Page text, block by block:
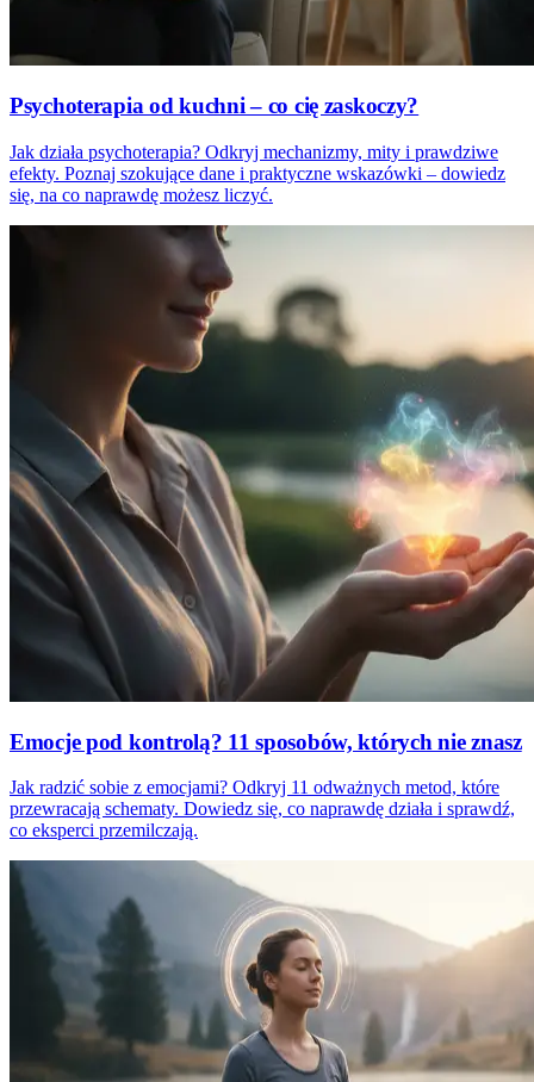
Psychoterapia od kuchni – co cię zaskoczy?
Jak działa psychoterapia? Odkryj mechanizmy, mity i prawdziwe
efekty. Poznaj szokujące dane i praktyczne wskazówki – dowiedz
się, na co naprawdę możesz liczyć.
Emocje pod kontrolą? 11 sposobów, których nie znasz
Jak radzić sobie z emocjami? Odkryj 11 odważnych metod, które
przewracają schematy. Dowiedz się, co naprawdę działa i sprawdź,
co eksperci przemilczają.